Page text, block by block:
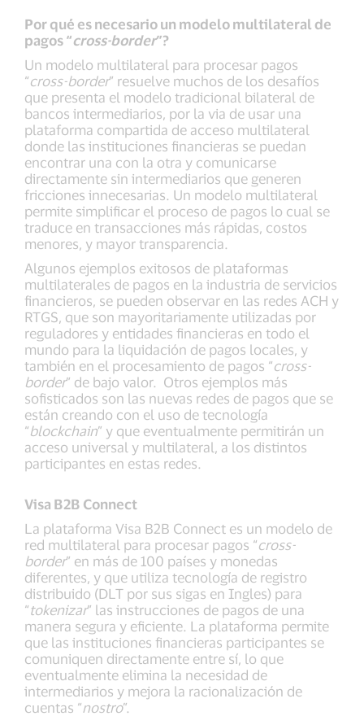
Por qué es necesario un modelo multilateral de
pagos “cross-border”?
Un modelo multilateral para procesar pagos
“cross-border” resuelve muchos de los desafíos
que presenta el modelo tradicional bilateral de
bancos intermediarios, por la via de usar una
plataforma compartida de acceso multilateral
donde las instituciones financieras se puedan
encontrar una con la otra y comunicarse
directamente sin intermediarios que generen
fricciones innecesarias. Un modelo multilateral
permite simplificar el proceso de pagos lo cual se
traduce en transacciones más rápidas, costos
menores, y mayor transparencia.
Algunos ejemplos exitosos de plataformas
multilaterales de pagos en la industria de servicios
financieros, se pueden observar en las redes ACH y
RTGS, que son mayoritariamente utilizadas por
reguladores y entidades financieras en todo el
mundo para la liquidación de pagos locales, y
también en el procesamiento de pagos “cross-
border” de bajo valor. Otros ejemplos más
sofisticados son las nuevas redes de pagos que se
están creando con el uso de tecnología
“blockchain” y que eventualmente permitirán un
acceso universal y multilateral, a los distintos
participantes en estas redes.
Visa B2B Connect
La plataforma Visa B2B Connect es un modelo de
red multilateral para procesar pagos “cross-
border” en más de 100 países y monedas
diferentes, y que utiliza tecnología de registro
distribuido (DLT por sus sigas en Ingles) para
“tokenizar” las instrucciones de pagos de una
manera segura y eficiente. La plataforma permite
que las instituciones financieras participantes se
comuniquen directamente entre sí, lo que
eventualmente elimina la necesidad de
intermediarios y mejora la racionalización de
cuentas “nostro”.